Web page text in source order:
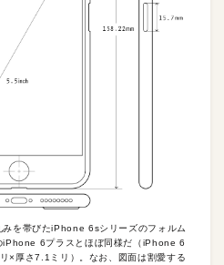
みを帯びたiPhone 6sシリーズのフォルム
iPhone 6プラスとほぼ同様だ（iPhone 6
×厚さ7.1ミリ）。なお、図面は割愛する